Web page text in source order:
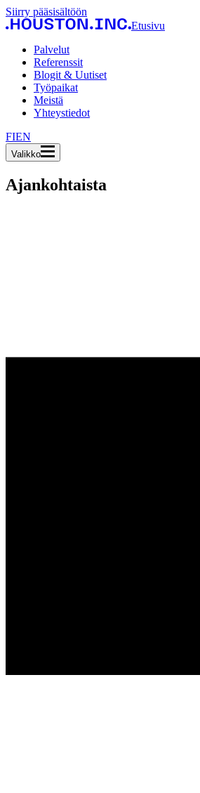
Siirry pääsisältöön
Etusivu
Palvelut
Referenssit
Blogit & Uutiset
Työpaikat
Meistä
Yhteystiedot
FIEN
Valikko
Ajankohtaista